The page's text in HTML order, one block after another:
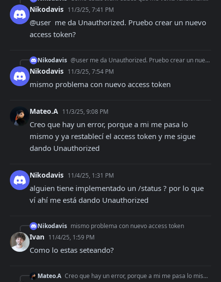
Nikodavis 11/3/25, 7:41 PM
@user  me da Unauthorized. Pruebo crear un nuevo
access token?
Nikodavis @user me da Unauthorized. Pruebo crear un nuevo access token?
Nikodavis 11/3/25, 7:54 PM
mismo problema con nuevo access token
Mateo.A 11/3/25, 9:08 PM
Creo que hay un error, porque a mi me pasa lo
mismo y ya restablecí el access token y me sigue
dando Unauthorized
Nikodavis 11/4/25, 1:31 PM
alguien tiene implementado un /status ? por lo que
ví ahí me está dando Unauthorized
Nikodavis mismo problema con nuevo access token
Ivan 11/4/25, 1:59 PM
Como lo estas seteando?
Mateo.A Creo que hay un error, porque a mi me pasa lo mismo y ya restablecí el access token y me sigue dando Unauthorized